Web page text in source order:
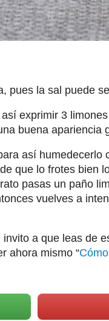
pues la sal puede
exprimir 3
buena apariencia
así humedecerlo
que lo frotes bien
pasas un paño
vuelves a
a que leas de
ahora mismo “